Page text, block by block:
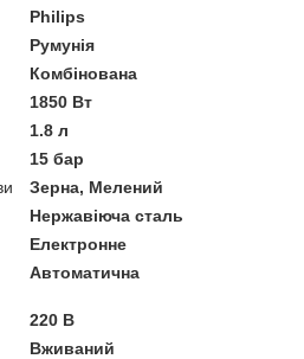
Philips
Румунія
Комбінована
1850 Вт
1.8 л
15 бар
Зерна, Мелений
Нержавіюча сталь
Електронне
Автоматична
220 В
Вживаний